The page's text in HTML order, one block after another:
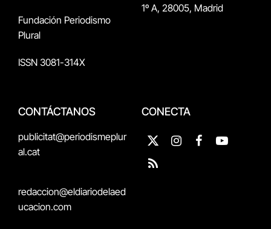
Fundación Periodismo
Plural
ISSN 3081-314X
1º A, 28005, Madrid
CONTÁCTANOS
publicitat@periodismeplur
al.cat
redaccion@eldiariodelaed
ucacion.com
CONECTA
X
(Twitter)
InstagramFacebookYouTube
RSS